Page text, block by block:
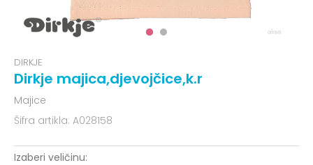
DIRKJE
Dirkje majica,djevojčice,k.r
Majice
Šifra artikla: A028158
Izaberi veličinu: